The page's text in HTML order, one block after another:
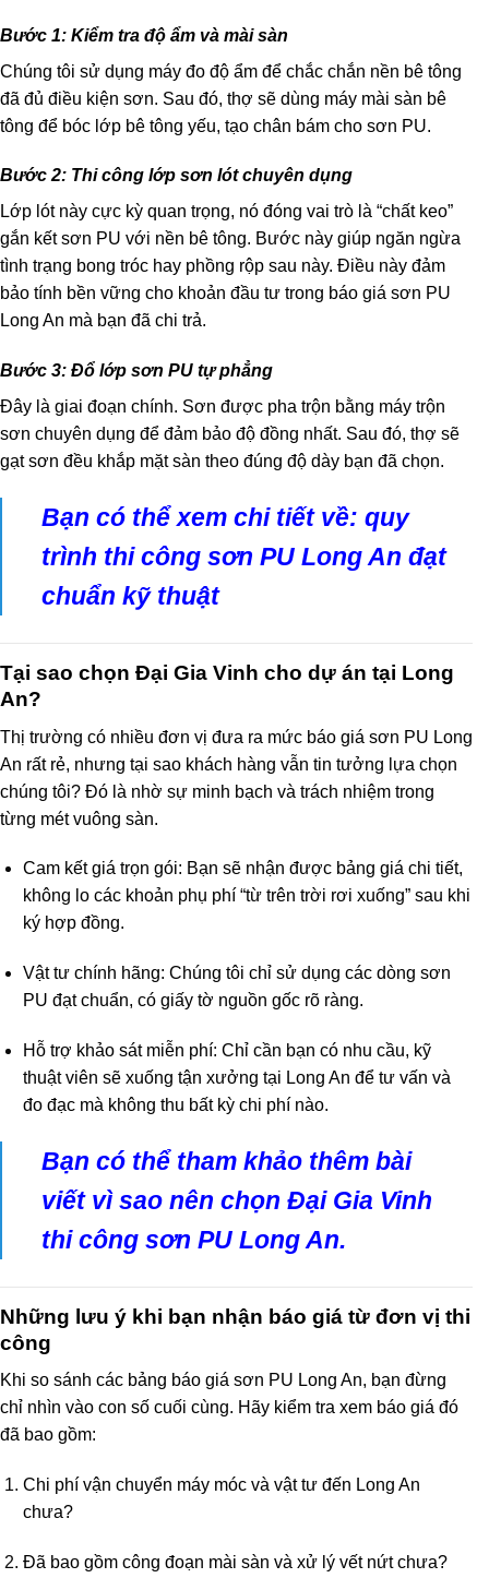
Bước 1: Kiểm tra độ ẩm và mài sàn
Chúng tôi sử dụng máy đo độ ẩm để chắc chắn nền bê tông
đã đủ điều kiện sơn. Sau đó, thợ sẽ dùng máy mài sàn bê
tông để bóc lớp bê tông yếu, tạo chân bám cho sơn PU.
Bước 2: Thi công lớp sơn lót chuyên dụng
Lớp lót này cực kỳ quan trọng, nó đóng vai trò là “chất keo”
gắn kết sơn PU với nền bê tông. Bước này giúp ngăn ngừa
tình trạng bong tróc hay phồng rộp sau này. Điều này đảm
bảo tính bền vững cho khoản đầu tư trong báo giá sơn PU
Long An mà bạn đã chi trả.
Bước 3: Đổ lớp sơn PU tự phẳng
Đây là giai đoạn chính. Sơn được pha trộn bằng máy trộn
sơn chuyên dụng để đảm bảo độ đồng nhất. Sau đó, thợ sẽ
gạt sơn đều khắp mặt sàn theo đúng độ dày bạn đã chọn.
Bạn có thể xem chi tiết về: quy
trình thi công sơn PU Long An đạt
chuẩn kỹ thuật
Tại sao chọn Đại Gia Vinh cho dự án tại Long
An?
Thị trường có nhiều đơn vị đưa ra mức báo giá sơn PU Long
An rất rẻ, nhưng tại sao khách hàng vẫn tin tưởng lựa chọn
chúng tôi? Đó là nhờ sự minh bạch và trách nhiệm trong
từng mét vuông sàn.
Cam kết giá trọn gói: Bạn sẽ nhận được bảng giá chi tiết,
không lo các khoản phụ phí “từ trên trời rơi xuống” sau khi
ký hợp đồng.
Vật tư chính hãng: Chúng tôi chỉ sử dụng các dòng sơn
PU đạt chuẩn, có giấy tờ nguồn gốc rõ ràng.
Hỗ trợ khảo sát miễn phí: Chỉ cần bạn có nhu cầu, kỹ
thuật viên sẽ xuống tận xưởng tại Long An để tư vấn và
đo đạc mà không thu bất kỳ chi phí nào.
Bạn có thể tham khảo thêm bài
viết vì sao nên chọn Đại Gia Vinh
thi công sơn PU Long An.
Những lưu ý khi bạn nhận báo giá từ đơn vị thi
công
Khi so sánh các bảng báo giá sơn PU Long An, bạn đừng
chỉ nhìn vào con số cuối cùng. Hãy kiểm tra xem báo giá đó
đã bao gồm:
Chi phí vận chuyển máy móc và vật tư đến Long An
chưa?
Đã bao gồm công đoạn mài sàn và xử lý vết nứt chưa?